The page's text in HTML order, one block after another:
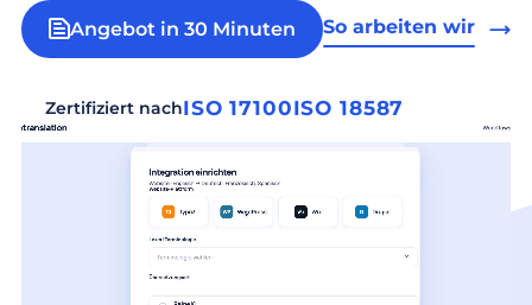
Angebot in 30 Minuten So arbeiten wir
Zertifiziert nachISO 17100ISO 18587